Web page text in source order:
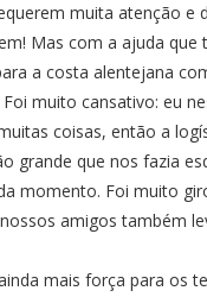
muita atenção e
Mas com a ajuda que
a costa alentejana
muito cansativo: eu
coisas, então a
grande que nos fazia
momento. Foi muito
amigos também
mais força para os